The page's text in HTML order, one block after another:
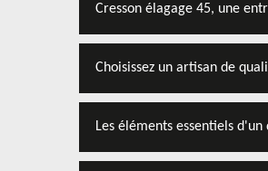
Cresson élagage 45, une
Choisissez un artisan de
Les éléments essentiels